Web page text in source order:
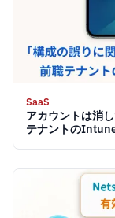
SaaS
アカウントは消
テナントの